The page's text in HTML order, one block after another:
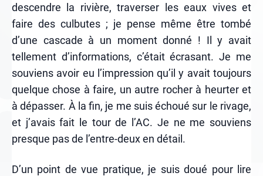
descendre la rivière, traverser les eaux vives et
faire des culbutes ; je pense même être tombé
d’une cascade à un moment donné ! Il y avait
tellement d’informations, c’était écrasant. Je me
souviens avoir eu l’impression qu’il y avait toujours
quelque chose à faire, un autre rocher à heurter et
à dépasser. À la fin, je me suis échoué sur le rivage,
et j’avais fait le tour de l’AC. Je ne me souviens
presque pas de l’entre-deux en détail.
D’un point de vue pratique, je suis doué pour lire